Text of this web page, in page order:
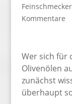
Feinschmecker
Kommentare
Wer sich für
Olivenölen
zunächst
überhaupt